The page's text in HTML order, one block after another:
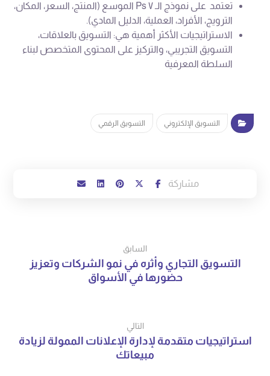
تعتمد على نموذج الـ ٧ Ps الموسع (المنتج، السعر، المكان،
الترويج، الأفراد، العملية، الدليل المادي).
الاستراتيجيات الأكثر أهمية هي: التسويق بالعلاقات،
التسويق التجريبي، والتركيز على المحتوى المتخصص لبناء
السلطة المعرفية
التسويق الإلكتروني التسويق الرقمي
السابق
التسويق التجاري وأثره في نمو الشركات وتعزيز
حضورها في الأسواق
التالي
استراتيجيات متقدمة لإدارة الإعلانات الممولة لزيادة
مبيعاتك